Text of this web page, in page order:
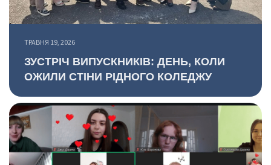
ТРАВНЯ 19, 2026
ЗУСТРІЧ ВИПУСКНИКІВ: ДЕНЬ, КОЛИ
ОЖИЛИ СТІНИ РІДНОГО КОЛЕДЖУ